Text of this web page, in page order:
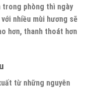
trong phòng thì ngày
nhiều mùi hương sẽ
hơn, thanh thoát hơn
từ những nguyên